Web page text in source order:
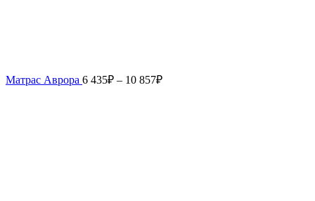
Матрас Аврора 6 435₽ – 10 857₽